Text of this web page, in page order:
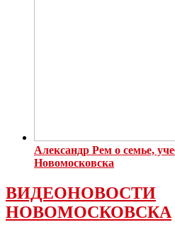
Александр Рем о семье,
Новомосковска
ВИДЕОНОВОСТИ
НОВОМОСКОВСКА